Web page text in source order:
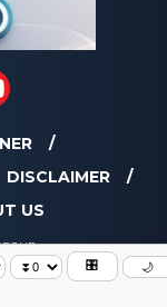
🎛️ 🌙
DISCLAIMER
US